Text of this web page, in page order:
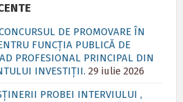
DE PROMOVARE ÎN
FUNCȚIA PUBLICĂ DE
PROFESIONAL PRINCIPAL DIN
INVESTIȚII. 29 iulie 2026
PROBEI INTERVIULUI ,